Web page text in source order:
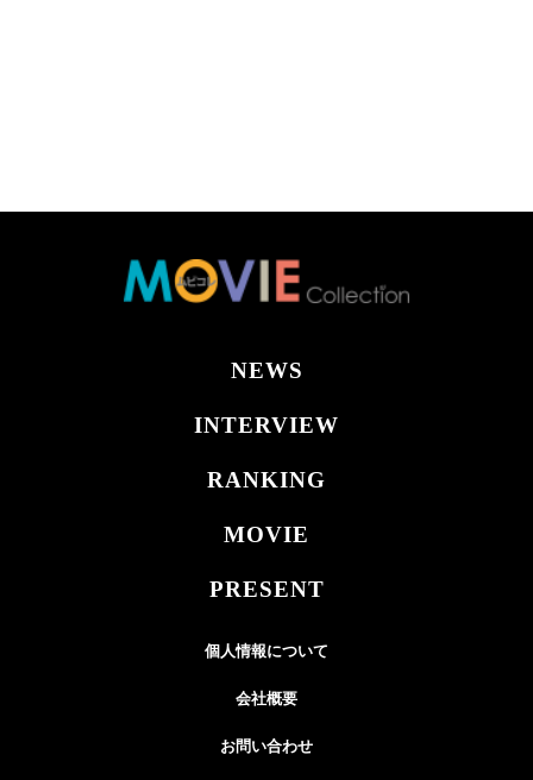
NEWS
INTERVIEW
RANKING
MOVIE
PRESENT
個人情報について
会社概要
お問い合わせ